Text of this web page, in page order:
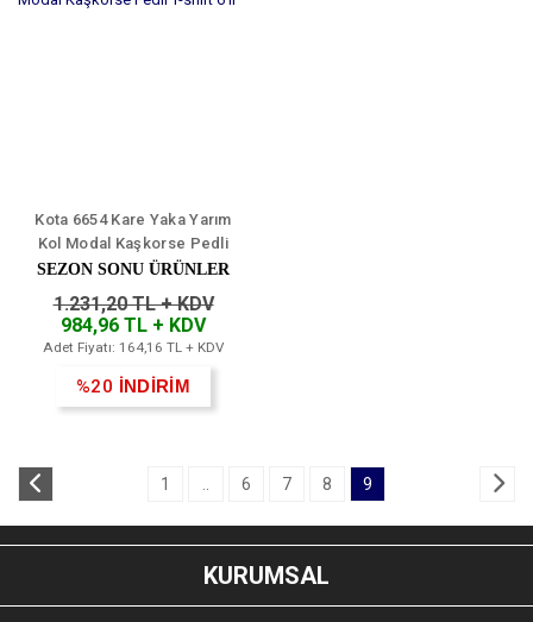
Kota 6654 Kare Yaka Yarım
Kol Modal Kaşkorse Pedli
T-shirt 6'lı
SEZON SONU ÜRÜNLER
1.231,20 TL + KDV
984,96 TL + KDV
Adet Fiyatı: 164,16 TL + KDV
%20 İNDİRİM
1 6 7 8 9
KURUMSAL